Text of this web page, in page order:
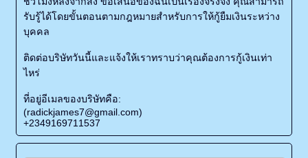
รับรู้ได้โดยขั้นตอนตามกฎหมายสำหรับการให้กู้ยืมเงินระหว่าง
บุคคล
ติดต่อบริษัทวันนี้และแจ้งให้เราทราบว่าคุณต้องการกู้เงินเท่า
ไหร่
ที่อยู่อีเมลของบริษัทคือ:
(radickjames7@gmail.com)
+2349169711537